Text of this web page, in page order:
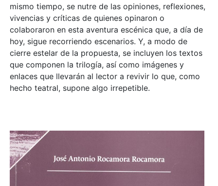
mismo tiempo, se nutre de las opiniones, reflexiones,
vivencias y críticas de quienes opinaron o
colaboraron en esta aventura escénica que, a día de
hoy, sigue recorriendo escenarios. Y, a modo de
cierre estelar de la propuesta, se incluyen los textos
que componen la trilogía, así como imágenes y
enlaces que llevarán al lector a revivir lo que, como
hecho teatral, supone algo irrepetible.